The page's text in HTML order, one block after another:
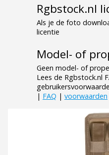
Rgbstock.nl
Als je de foto
licentie
Model- of
Geen model- of
Lees de Rgbstock.nl
| FAQ | voorwaarden